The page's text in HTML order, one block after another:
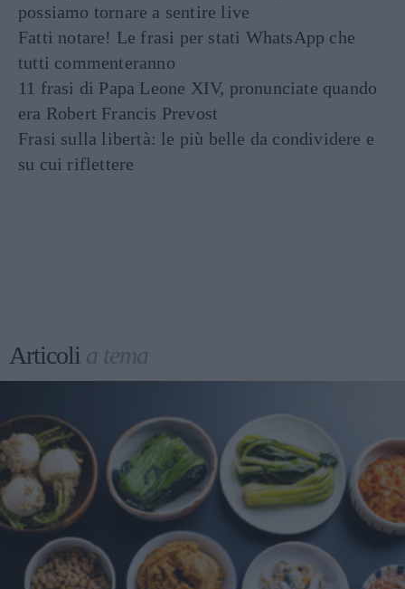
possiamo tornare a sentire live
Fatti notare! Le frasi per stati WhatsApp che
tutti commenteranno
11 frasi di Papa Leone XIV, pronunciate quando
era Robert Francis Prevost
Frasi sulla libertà: le più belle da condividere e
su cui riflettere
Articoli a tema